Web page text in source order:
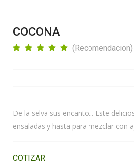
COCONA
(Recomendacion)
De la selva sus encanto... Este
ensaladas y hasta para mezclar con
COTIZAR